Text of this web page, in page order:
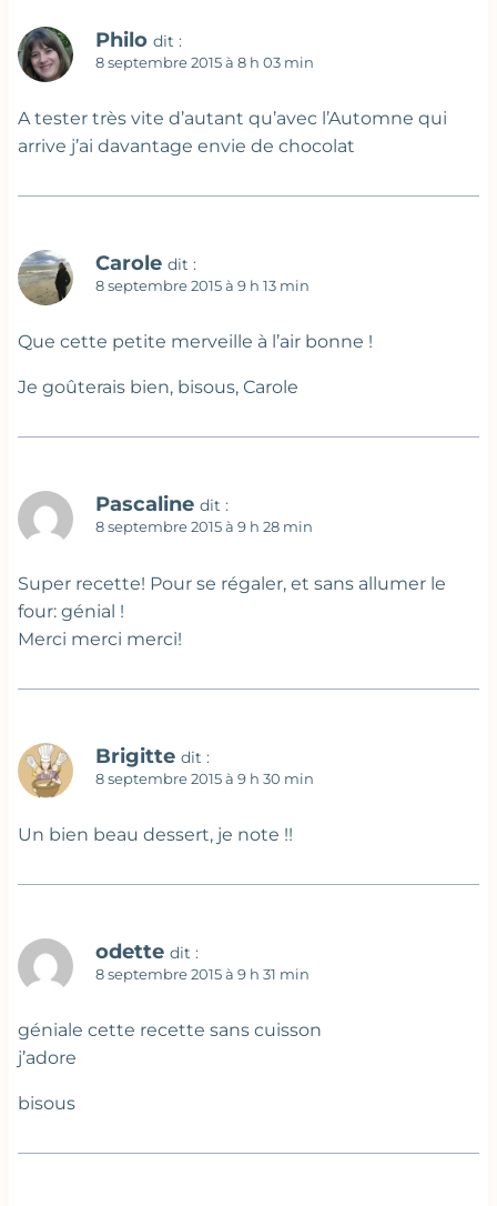
Philo dit :
8 septembre 2015 à 8 h 03 min
A tester très vite d’autant qu’avec l’Automne qui
arrive j’ai davantage envie de chocolat
Carole dit :
8 septembre 2015 à 9 h 13 min
Que cette petite merveille à l’air bonne !
Je goûterais bien, bisous, Carole
Pascaline dit :
8 septembre 2015 à 9 h 28 min
Super recette! Pour se régaler, et sans allumer le
four: génial !
Merci merci merci!
Brigitte dit :
8 septembre 2015 à 9 h 30 min
Un bien beau dessert, je note !!
odette dit :
8 septembre 2015 à 9 h 31 min
géniale cette recette sans cuisson
j’adore
bisous